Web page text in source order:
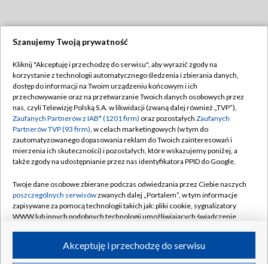
TVP
Abonament TVP
Emisja w TVP
Centrum informacji TVP
Naziemna Telewizja Cyfrowa
Rada Programowa
System NOS
Informacje o nadawcy
Program dla prasy
Regulamin TVP
Polityka prywatności
Moje zgody
Pomoc
Kontakt
Kanały
Szanujemy Twoją prywatność
Kliknij "Akceptuję i przechodzę do serwisu", aby wyrazić zgody na
korzystanie z technologii automatycznego śledzenia i zbierania danych,
dostęp do informacji na Twoim urządzeniu końcowym i ich
przechowywanie oraz na przetwarzanie Twoich danych osobowych przez
nas, czyli Telewizję Polską S.A. w likwidacji (zwaną dalej również „TVP”),
Zaufanych Partnerów z IAB* (1201 firm) oraz pozostałych Zaufanych
Partnerów TVP (93 firm), w celach marketingowych (w tym do
zautomatyzowanego dopasowania reklam do Twoich zainteresowań i
mierzenia ich skuteczności) i pozostałych, które wskazujemy poniżej, a
także zgody na udostępnianie przez nas identyfikatora PPID do Google.
Twoje dane osobowe zbierane podczas odwiedzania przez Ciebie naszych
poszczególnych serwisówzwanych dalej „Portalem”, w tym informacje
zapisywane za pomocą technologii takich jak: pliki cookie, sygnalizatory
WWW lub innych podobnych technologii umożliwiających świadczenie
ruchu w Internecie.Akceptuję i przechodzę do serwisu